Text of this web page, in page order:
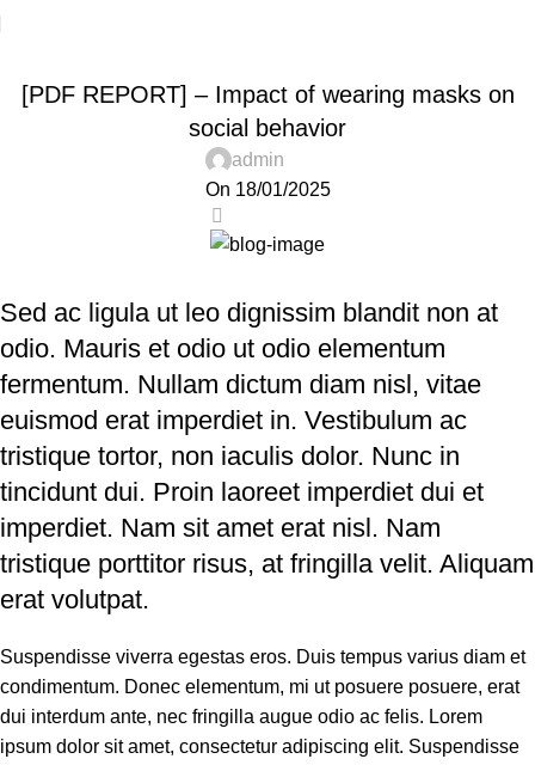
[PDF REPORT] – Impact of wearing masks on
social behavior
admin
On 18/01/2025
Sed ac ligula ut leo dignissim blandit non at
odio. Mauris et odio ut odio elementum
fermentum. Nullam dictum diam nisl, vitae
euismod erat imperdiet in. Vestibulum ac
tristique tortor, non iaculis dolor. Nunc in
tincidunt dui. Proin laoreet imperdiet dui et
imperdiet. Nam sit amet erat nisl. Nam
tristique porttitor risus, at fringilla velit. Aliquam
erat volutpat.
Suspendisse viverra egestas eros. Duis tempus varius diam et
condimentum. Donec elementum, mi ut posuere posuere, erat
dui interdum ante, nec fringilla augue odio ac felis. Lorem
ipsum dolor sit amet, consectetur adipiscing elit. Suspendisse